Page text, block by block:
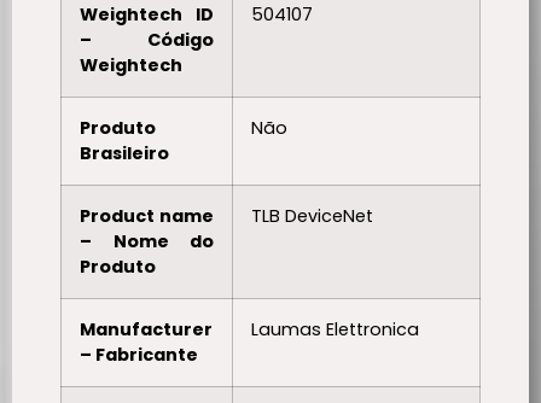
Weightech ID
– Código
Weightech
504107
Produto
Brasileiro
Não
Product name
– Nome do
Produto
TLB DeviceNet
Manufacturer
– Fabricante
Laumas Elettronica